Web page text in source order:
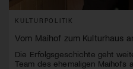
KULTURPOLITIK
Vom Maihof zum Kulturhaus
Die Erfolgsgeschichte geht
Team des ehemaligen Maihofs